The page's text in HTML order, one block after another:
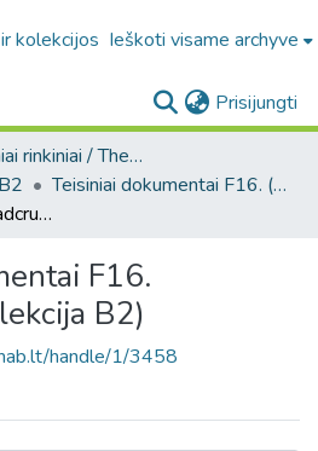
kolekcijos Ieškoti visame archyve
Prisijungti
5.4. Teminiai rinkiniai / Thematic collections
Teisiniai dokumentai F16. (Rankraščių kolekcija B2)
collection.search.breadcrumbs
F16.
B2)
handle/1/3458